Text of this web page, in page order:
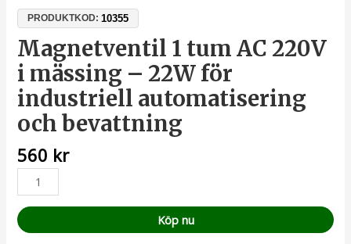
PRODUKTKOD:10355
Magnetventil 1 tum AC 220V
i mässing – 22W för
industriell automatisering
och bevattning
560 kr
Köp nu